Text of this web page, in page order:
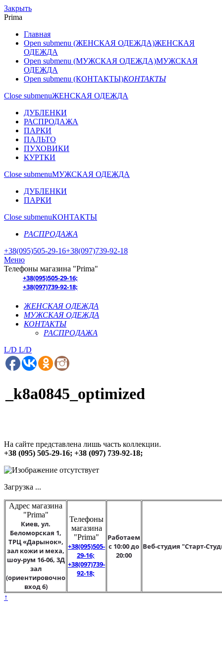
Закрыть
Prima
Главная
Open submenu (ЖЕНСКАЯ ОДЕЖДА)ЖЕНСКАЯ
ОДЕЖДА
Open submenu (МУЖСКАЯ ОДЕЖДА)МУЖСКАЯ
ОДЕЖДА
Open submenu (КОНТАКТЫ)КОНТАКТЫ
Close submenuЖЕНСКАЯ ОДЕЖДА
ДУБЛЕНКИ
РАСПРОДАЖА
ПАРКИ
ПАЛЬТО
ПУХОВИКИ
КУРТКИ
Close submenuМУЖСКАЯ ОДЕЖДА
ДУБЛЕНКИ
ПАРКИ
Close submenuКОНТАКТЫ
РАСПРОДАЖА
+38(095)505-29-16+38(097)739-92-18
Меню
Телефоны магазина "Prima"
+38(095)505-29-16;
+38(097)739-92-18;
ЖЕНСКАЯ ОДЕЖДА
МУЖСКАЯ ОДЕЖДА
КОНТАКТЫ
РАСПРОДАЖА
L/D L/D
_k8a0845_optimized
На сайте представлена лишь часть коллекции.
+38 (095) 505-29-16; +38 (097) 739-92-18;
Загрузка ...
Адрес магазина
"Prima"
Киев, ул.
Беломорская 1,
ТРЦ «Дарынок»,
зал кожи и меха,
шоу-рум 16-06, 3Д
зал
(ориентировочно
вход 6)
Телефоны
магазина
"Prima"
+38(095)505-
29-16;
+38(097)739-
92-18;
Работаем
с 10:00 до
20:00
Веб-студия "Старт-
↑